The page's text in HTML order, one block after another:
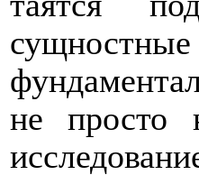
не просто